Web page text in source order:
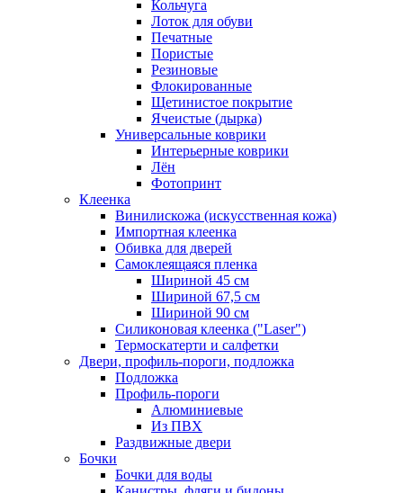
Кольчуга
Лоток для обуви
Печатные
Пористые
Резиновые
Флокированные
Щетинистое покрытие
Ячеистые (дырка)
Универсальные коврики
Интерьерные коврики
Лён
Фотопринт
Клеенка
Винилискожа (искусственная кожа)
Импортная клеенка
Обивка для дверей
Самоклеящаяся пленка
Шириной 45 см
Шириной 67,5 см
Шириной 90 см
Силиконовая клеенка ("Laser")
Термоскатерти и салфетки
Двери, профиль-пороги, подложка
Подложка
Профиль-пороги
Алюминиевые
Из ПВХ
Раздвижные двери
Бочки
Бочки для воды